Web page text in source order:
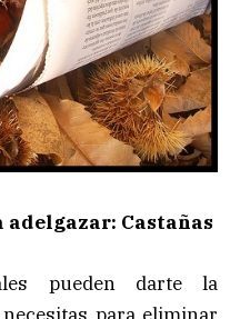
adelgazar: Castañas
pueden darte la
para eliminar